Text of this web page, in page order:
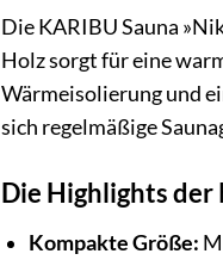
Die KARIBU Sauna
Holz sorgt für eine
Wärmeisolierung und
sich regelmäßige
Die Highlights der
Kompakte Größe: